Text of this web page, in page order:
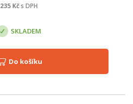
235 Kčs DPH
SKLADEM
Do košíku